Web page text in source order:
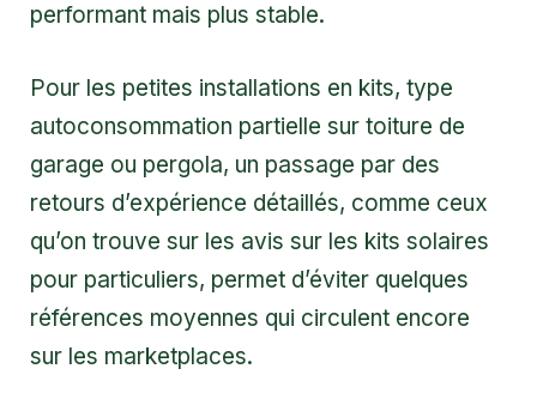
performant mais plus stable.
Pour les petites installations en kits, type
autoconsommation partielle sur toiture de
garage ou pergola, un passage par des
retours d’expérience détaillés, comme ceux
qu’on trouve sur les avis sur les kits solaires
pour particuliers, permet d’éviter quelques
références moyennes qui circulent encore
sur les marketplaces.